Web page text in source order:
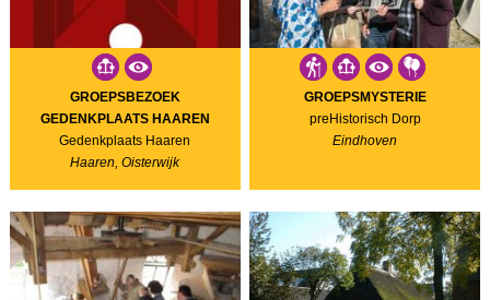
GROEPSBEZOEK
GEDENKPLAATS HAAREN
Gedenkplaats Haaren
Haaren, Oisterwijk
GROEPSMYSTERIE
preHistorisch Dorp
Eindhoven